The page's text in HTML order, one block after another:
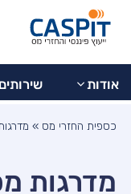
אודות שירותים
כספית החזרי מס »
מדרגות מס